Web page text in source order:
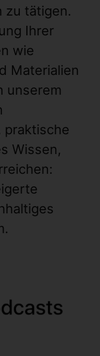
zu tätigen.
Ihrer
wie
Materialien
unserem
praktische
Wissen,